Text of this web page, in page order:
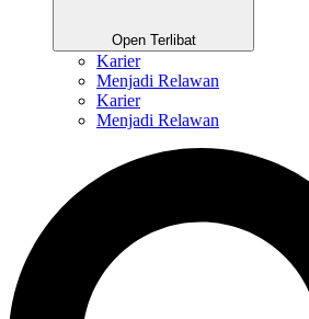
Open Terlibat
Karier
Menjadi Relawan
Karier
Menjadi Relawan